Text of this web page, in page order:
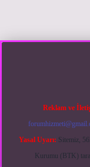
yaphttps://
Reklam ve
Yasal Uyarı: Sitemiz,
Kurumu (BTK)